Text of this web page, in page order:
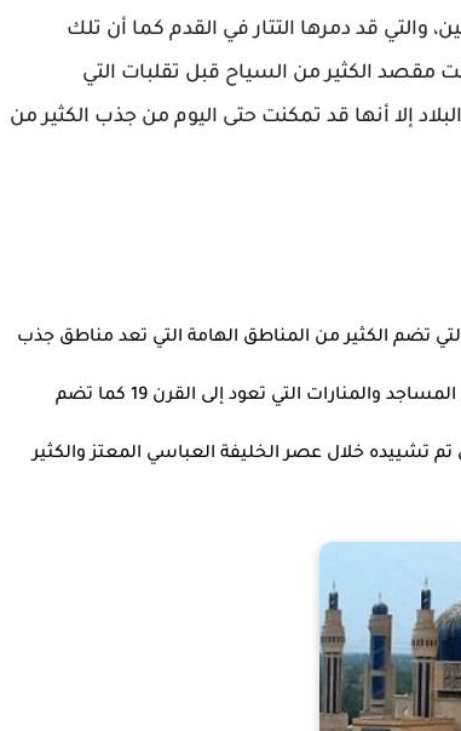
والتي قد دمرها التتار في القدم كما أن تلك
مقصد الكثير من السياح قبل تقلبات التي
إلا أنها قد تمكنت حتى اليوم من جذب الكثير من
تضم الكثير من المناطق الهامة التي تعد مناطق جذب
سياحي حيث يوجد في المدينة عدة مميزات ومعالم والتي من أهمها المساجد والمنارات التي تعود إلى القرن 19 كما تضم
تم تشييده خلال عصر الخليفة العباسي المعتز والكثير